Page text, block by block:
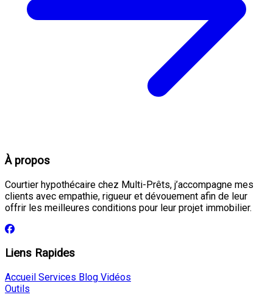
À propos
Courtier hypothécaire chez Multi-Prêts, j’accompagne mes
clients avec empathie, rigueur et dévouement afin de leur
offrir les meilleures conditions pour leur projet immobilier.
Liens Rapides
Accueil Services Blog Vidéos
Outils